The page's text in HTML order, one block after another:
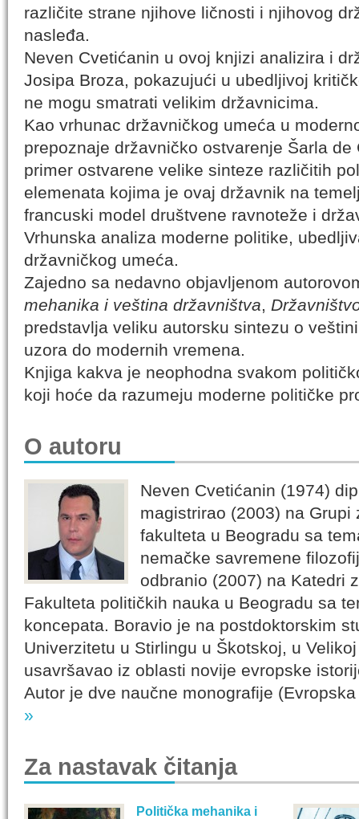
različite strane njihove ličnosti i njihovog
nasleđa.
Neven Cvetićanin u ovoj knjizi analizira i
Josipa Broza, pokazujući u ubedljivoj
ne mogu smatrati velikim državnicima.
Kao vrhunac državničkog umeća u
prepoznaje državničko ostvarenje Šarla de
primer ostvarene velike sinteze različitih
elemenata kojima je ovaj državnik na
francuski model društvene ravnoteže i
Vrhunska analiza moderne politike,
državničkog umeća.
Zajedno sa nedavno objavljenom
mehanika i veština državništva,
predstavlja veliku autorsku sintezu o
uzora do modernih vremena.
Knjiga kakva je neophodna svakom
koji hoće da razumeju moderne političke
O autoru
Neven Cvetićanin (1974)
magistrirao (2003) na
fakulteta u Beogradu sa
nemačke savremene
odbranio (2007) na Katedri
Fakulteta političkih nauka u Beogradu sa
koncepata. Boravio je na postdoktorskim
Univerzitetu u Stirlingu u Škotskoj, u
usavršavao iz oblasti novije evropske
Autor je dve naučne monografije
»
Za nastavak čitanja
Politička mehanika i